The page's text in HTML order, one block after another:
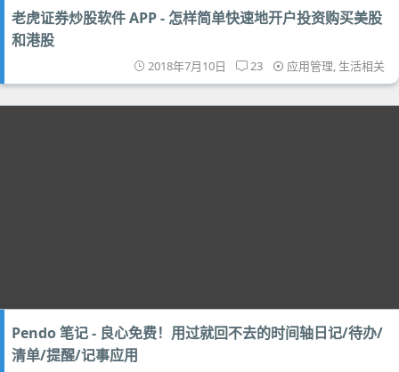
老虎证券炒股软件 APP - 怎样简单快速地开户投资购买美股
和港股
2018年7月10日 23 应用管理, 生活相关
Pendo 笔记 - 良心免费！用过就回不去的时间轴日记/待办/
清单/提醒/记事应用